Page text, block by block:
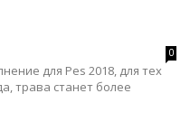
0
для Pes 2018, для тех
трава станет более